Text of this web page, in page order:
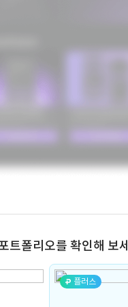
트폴리오를 확인해 보
플러스